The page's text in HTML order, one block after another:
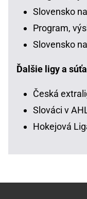
Slovensko
Program,
Slovensko
Ďalšie ligy a
Česká
Slováci v
Hokejová